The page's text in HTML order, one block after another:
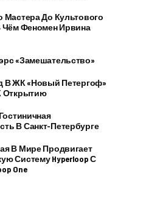
Мастера До Культового
Чём Феномен Ирвина
«Замешательство»
В ЖК «Новый Петергоф»
Открытию
В Санкт-Петербурге
В Мире Продвигает
Систему Hyperloop С
One